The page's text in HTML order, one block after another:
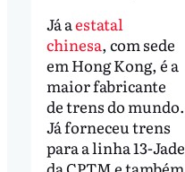
Já aestatal
chinesa, com sede
em Hong Kong, é a
maior fabricante
de trens do mundo.
Já forneceu trens
para a linha 13-Jade